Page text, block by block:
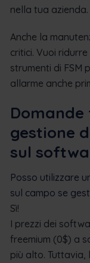
nella tua azienda.
Anche la
critici. Vuoi
strumenti di FSM
allarme anche
gestione
sul
Posso utilizzare
sul campo se
Sì!
I prezzi dei
freemium (0$) a
più alto. Tuttavia,